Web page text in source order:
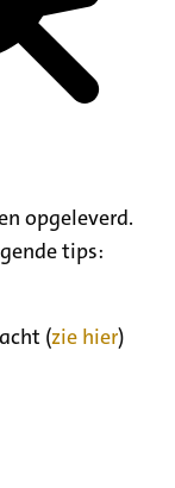
opgeleverd.
tips:
(zie hier)